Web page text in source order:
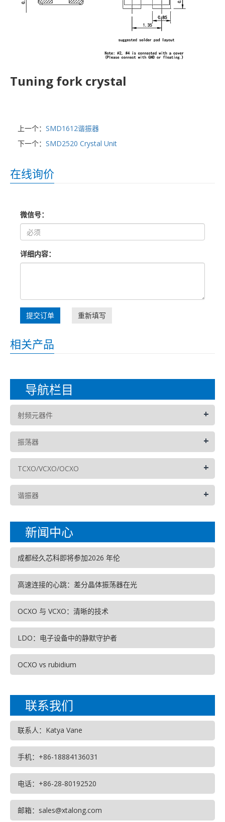
Tuning fork crystal
上一个： SMD1612谐振器
下一个： SMD2520 Crystal Unit
在线询价
微信号：
详细内容：
提交订单 重新填写
相关产品
导航栏目
射频元器件 +
振荡器 +
TCXO/VCXO/OCXO +
谐振器 +
新闻中心
成都经久芯科即将参加2026 年伦
高速连接的心跳：差分晶体振荡器在光
OCXO 与 VCXO：清晰的技术
LDO：电子设备中的静默守护者
OCXO vs rubidium
联系我们
联系人：Katya Vane
手机：+86-18884136031
电话：+86-28-80192520
邮箱：sales@xtalong.com